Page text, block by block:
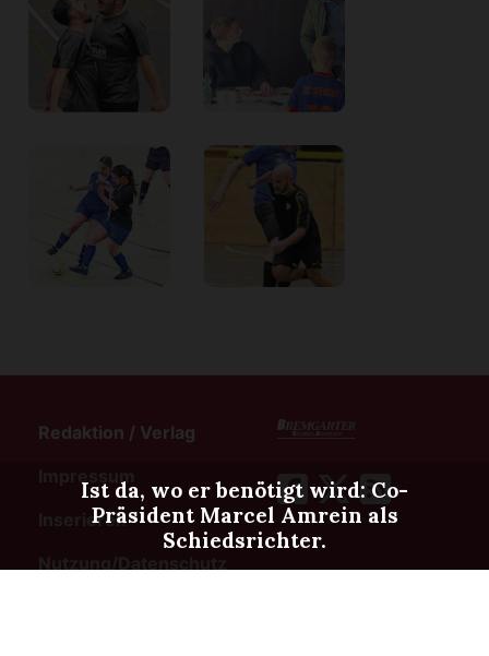
Ist da, wo er benötigt wird: Co-
Präsident Marcel Amrein als
Schiedsrichter.
Redaktion / Verlag
Impressum
Inserieren